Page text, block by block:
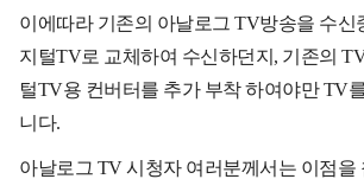
이에따라 기존의 아날로그 TV방송을 수신
지털TV로 교체하여 수신하던지, 기존의
털TV용 컨버터를 추가 부착 하여야만 TV
니다.
아날로그 TV 시청자 여러분께서는 이점을